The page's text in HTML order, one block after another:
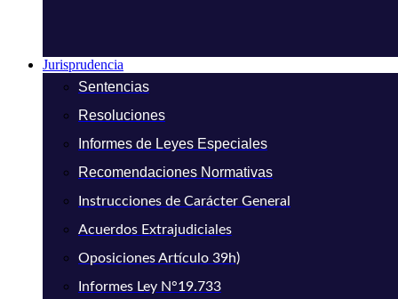
Jurisprudencia
Sentencias
Resoluciones
Informes de Leyes Especiales
Recomendaciones Normativas
Instrucciones de Carácter General
Acuerdos Extrajudiciales
Oposiciones Artículo 39h)
Informes Ley N°19.733